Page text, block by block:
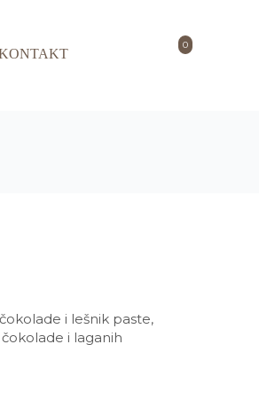
0
i lešnik paste,
i laganih